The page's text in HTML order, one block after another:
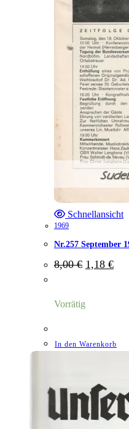
Schnellansicht
1969
Nr.257 September
8,00€
Preis
1,18 €
Vorrätig
In den Warenkorb